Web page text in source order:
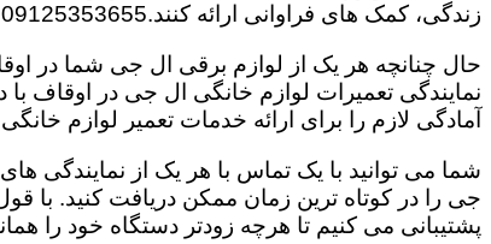
زندگی، کمک های فراوانی ارائه کنند.09125353655 آقای هاشمی
حال چنانچه هر یک از لوازم برقی ال جی شما در
نمایندگی تعمیرات لوازم خانگی ال جی در اوقاف با
آمادگی لازم را برای ارائه خدمات تعمیر لوازم
شما می توانید با یک تماس با هر یک از نمایندگی
جی را در کوتاه ترین زمان ممکن دریافت کنید. با
پشتیبانی می کنیم تا هرچه زودتر دستگاه خود را